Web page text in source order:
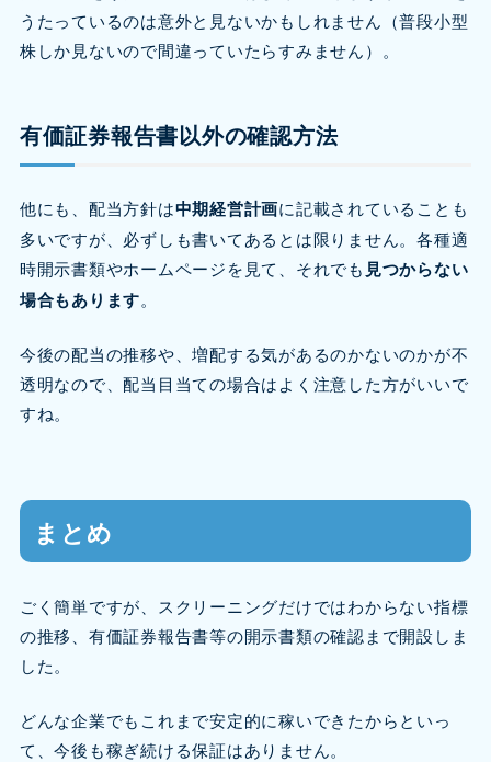
うたっているのは意外と見ないかもしれません（普段小型
株しか見ないので間違っていたらすみません）。
有価証券報告書以外の確認方法
他にも、配当方針は中期経営計画に記載されていることも
多いですが、必ずしも書いてあるとは限りません。各種適
時開示書類やホームページを見て、それでも 見つからない
場合もあります。
今後の配当の推移や、増配する気があるのかないのかが不
透明なので、配当目当ての場合はよく注意した方がいいで
すね。
まとめ
ごく簡単ですが、スクリーニングだけではわからない指標
の推移、有価証券報告書等の開示書類の確認まで開設しま
した。
どんな企業でもこれまで安定的に稼いできたからといっ
て、今後も稼ぎ続ける保証はありません。